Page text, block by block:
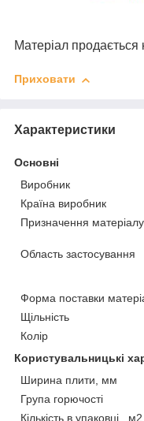
Матеріал продається
Приховати
Характеристики
Основні
Виробник
Країна виробник
Призначення матеріалу
Область застосування
Форма поставки
Щільність
Колір
Користувальницькі
Ширина плити, мм
Група горючості
Кількість в упаковці , м2